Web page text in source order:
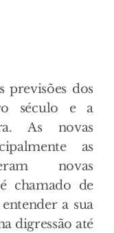
previsões dos
século e a
As novas
as
novas
chamado de
a sua
digressão até